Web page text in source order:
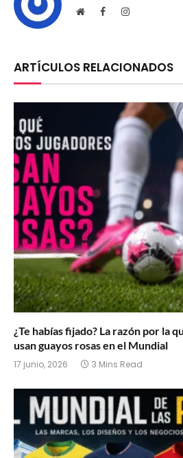
WebsiteFacebookInstagram
ARTÍCULOS RELACIONADOS
¿Te habías fijado? La razón por la
usan guayos rosas en el Mundial
17 junio, 2026 3 Mins Read